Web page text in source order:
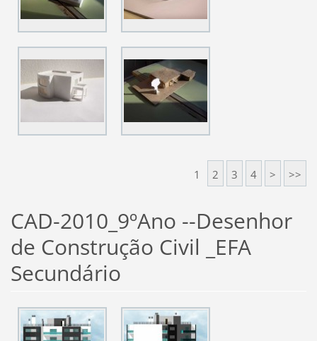
1 2 3 4 > >>
CAD-2010_9ºAno --Desenhor
de Construção Civil _EFA
Secundário